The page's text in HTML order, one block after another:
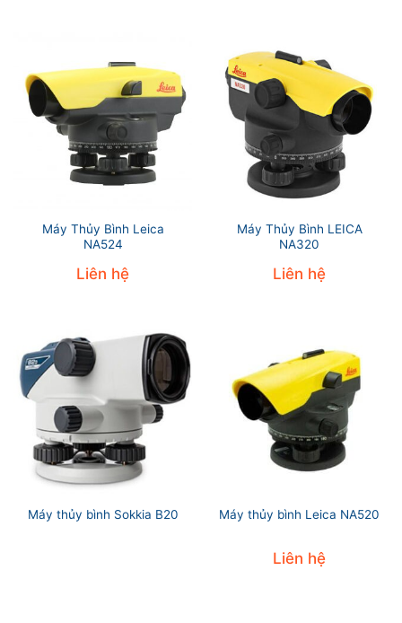
Máy Thủy Bình Leica
NA524
Liên hệ
Máy Thủy Bình LEICA
NA320
Liên hệ
Máy thủy bình Sokkia B20 Máy thủy bình Leica NA520
Liên hệ